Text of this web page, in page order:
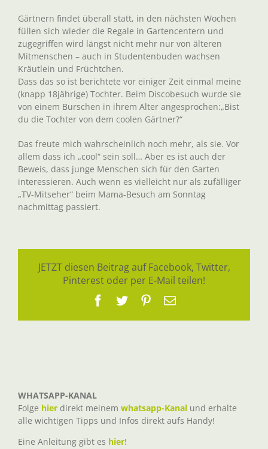
Gärtnern findet überall statt, in den nächsten Wochen
füllen sich wieder die Regale in Gartencentern und
zugegriffen wird längst nicht mehr nur von älteren
Mitmenschen – auch in Studentenbuden wachsen
Kräutlein und Früchtchen.
Dass das so ist berichtete vor einiger Zeit einmal meine
(knapp 18jährige) Tochter. Beim Discobesuch wurde sie
von einem Burschen in ihrem Alter angesprochen:„Bist
du die Tochter von dem coolen Gärtner?“
Das freute mich wahrscheinlich noch mehr, als sie. Vor
allem dass ich „cool“ sein soll… Aber es ist auch der
Beweis, dass junge Menschen sich für den Garten
interessieren. Auch wenn es vielleicht nur als zufälliger
„TV-Mitseher“ beim Mama-Besuch am Sonntag
nachmittag passiert.
JETZT diesen Beitrag auf Facebook, Twitter,
Pinterest oder per E-Mail teilen!
Facebook
TwitterPinterest
E-
WHATSAPP-KANAL
Folge hier direkt meinem whatsapp-Kanal und erhalte
alle wichtigen Tipps und Infos direkt aufs Handy!
Eine Anleitung gibt es hier!